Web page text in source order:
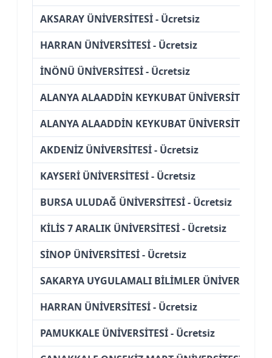
AKSARAY ÜNİVERSİTESİ - Ücretsiz
HARRAN ÜNİVERSİTESİ - Ücretsiz
İNÖNÜ ÜNİVERSİTESİ - Ücretsiz
ALANYA ALAADDİN KEYKUBAT ÜNİVERSİTESİ -
ALANYA ALAADDİN KEYKUBAT ÜNİVERSİTESİ -
AKDENİZ ÜNİVERSİTESİ - Ücretsiz
KAYSERİ ÜNİVERSİTESİ - Ücretsiz
BURSA ULUDAĞ ÜNİVERSİTESİ - Ücretsiz
KİLİS 7 ARALIK ÜNİVERSİTESİ - Ücretsiz
SİNOP ÜNİVERSİTESİ - Ücretsiz
SAKARYA UYGULAMALI BİLİMLER ÜNİVERSİTESİ
HARRAN ÜNİVERSİTESİ - Ücretsiz
PAMUKKALE ÜNİVERSİTESİ - Ücretsiz